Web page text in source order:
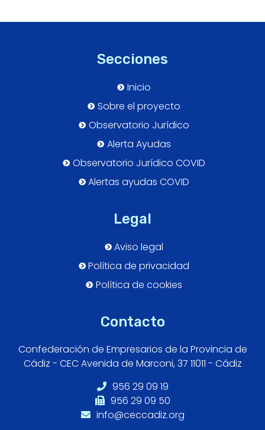
Secciones
Inicio
Sobre el proyecto
Observatorio Jurídico
Alerta Ayudas
Observatorio Jurídico COVID
Alertas ayudas COVID
Legal
Aviso legal
Política de privacidad
Política de cookies
Contacto
Confederación de Empresarios de la Provincia de
Cádiz - CEC Avenida de Marconi, 37 11011 - Cádiz
956 29 09 19
956 29 09 50
info@ceccadiz.org